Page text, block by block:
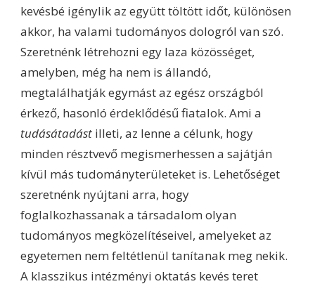
kevésbé igénylik az együtt töltött időt, különösen
akkor, ha valami tudományos dologról van szó.
Szeretnénk létrehozni egy laza közösséget,
amelyben, még ha nem is állandó,
megtalálhatják egymást az egész országból
érkező, hasonló érdeklődésű fiatalok. Ami a
tudásátadást illeti, az lenne a célunk, hogy
minden résztvevő megismerhessen a sajátján
kívül más tudományterületeket is. Lehetőséget
szeretnénk nyújtani arra, hogy
foglalkozhassanak a társadalom olyan
tudományos megközelítéseivel, amelyeket az
egyetemen nem feltétlenül tanítanak meg nekik.
A klasszikus intézményi oktatás kevés teret